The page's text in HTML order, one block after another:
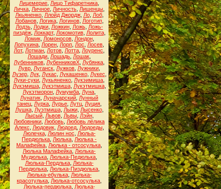
Лицемерие Лицо Тифаретника
Личка Личное Личность Лишенцы
Лкьяненко, Ллойд Джордж, Ло, Лоб,
Лобанов, Логика, Логинов, Логотип,
Лодзь, Лодки, Ложкин, Ложь, Ложь-
пиздёж, Локкарт, Локомотив, Лолита,
Ломик, Ломоносов, Лондон,
Лопухина Лорен Лорп Лос Лосев
Лот, Лотман Лотов Лотта Лоуренс
Лошади Лошадь Лошак
Лубенников ЛубенниковХ Лубянка
Лувр Луганск Лужков Лужники
Лузер, Лук, Лукас Лукашенко, Лукес
Луки-суки Лукьяненко Лукэимиша
Лукэмиша, Лукэтмиша, Лукэтмишка,
Лукэтморон Лумумба Луна
Лунатик Луначарский Лунный
танец Лурка Лурье Лутц Луция
Лушка, Луэтмиша, Лыжи, Лысенко,
Лысый, Львов, Львы, Лэйн,
Любовники Любовь Любовь лёлика
Алекс
Людовик, Людоед, Людоеды,
Люлечка, Люлин нос
Люльа-
Пердюлька Люлька Люлька -
Малафейка Люлька - отсосулька
Люлька Малафейка Люлька-
Мудюлька Люлька-Педюлька
Люлька-Пердлька, Люлька-
Пердюлька Люлька-Пиздюлька
Люлька-ебулька, Люлька-
красотулька Люлька-отсосулька
Люлька-пердюлька, Люлька-